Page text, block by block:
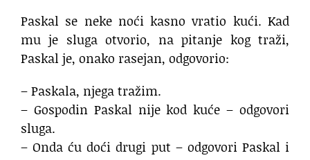
Paskal se neke noći kasno vratio kući. Kad
mu je sluga otvorio, na pitanje kog traži,
Paskal je, onako rasejan, odgovorio:
– Paskala, njega tražim.
– Gospodin Paskal nije kod kuće – odgovori
sluga.
– Onda ću doći drugi put – odgovori Paskal i